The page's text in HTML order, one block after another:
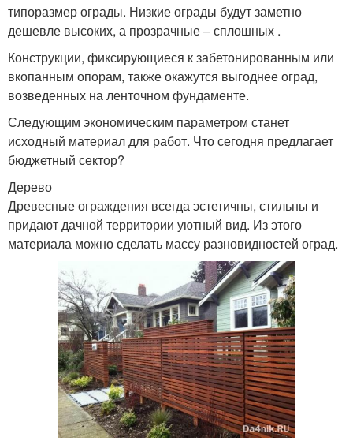
типоразмер ограды. Низкие ограды будут заметно
дешевле высоких, а прозрачные – сплошных .
Конструкции, фиксирующиеся к забетонированным или
вкопанным опорам, также окажутся выгоднее оград,
возведенных на ленточном фундаменте.
Следующим экономическим параметром станет
исходный материал для работ. Что сегодня предлагает
бюджетный сектор?
Дерево
Древесные ограждения всегда эстетичны, стильны и
придают дачной территории уютный вид. Из этого
материала можно сделать массу разновидностей оград.